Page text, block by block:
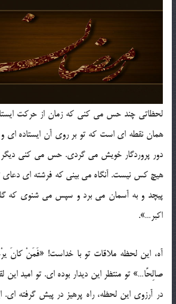
لحظاتی چند حس می کنی که زمان از حرکت
همان نقطه ای است که تو بر روی آن ایستاده ای و
دور پروردگار خویش می گردی. حس می کنی دیگر
هیچ کس نیست. آنگاه می بینی که فرشته ای دعای
پیچد و به آسمان می برد و سپس می شنوی که
اکبر…».
آه، این لحظه ملاقات تو با خداست! «فَمَنْ کانَ
صالِحًا…» تو منتظر این دیدار بوده ای. تو امید این
در آرزوی این لحظه، راه پرهیز در پیش گرفته ای.